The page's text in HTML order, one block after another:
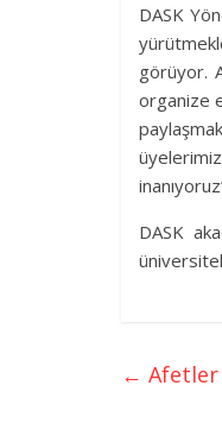
DASK
görüyor.
organize
DASK
← Afetler